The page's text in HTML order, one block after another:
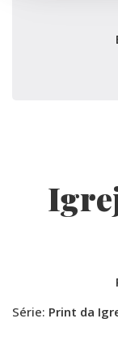
Série: Print da Igreja -